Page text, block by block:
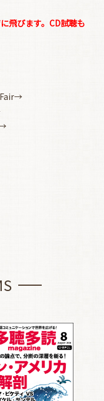
飛びます。CD試聴も
Fair→